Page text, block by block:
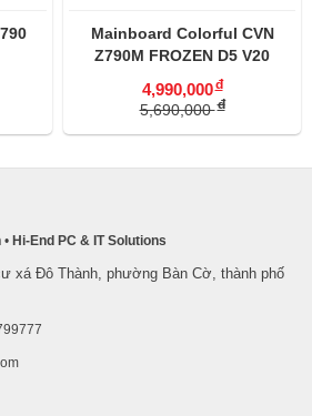
Mainboard Colorful CVN
Z790M FROZEN D5 V20
4,990,000đ
5,690,000đ
• Hi-End PC & IT Solutions
xá Đô Thành, phường Bàn Cờ, thành phố